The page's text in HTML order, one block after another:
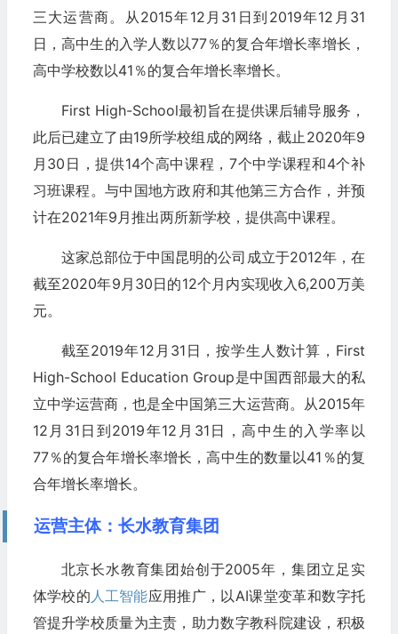
三大运营商。从2015年12月31日到2019年12月31
日，高中生的入学人数以77％的复合年增长率增长，
高中学校数以41％的复合年增长率增长。
First High-School最初旨在提供课后辅导服务，
此后已建立了由19所学校组成的网络，截止2020年9
月30日，提供14个高中课程，7个中学课程和4个补
习班课程。与中国地方政府和其他第三方合作，并预
计在2021年9月推出两所新学校，提供高中课程。
这家总部位于中国昆明的公司成立于2012年，在
截至2020年9月30日的12个月内实现收入6,200万美
元。
截至2019年12月31日，按学生人数计算，First
High-School Education Group是中国西部最大的私
立中学运营商，也是全中国第三大运营商。从2015年
12月31日到2019年12月31日，高中生的入学率以
77％的复合年增长率增长，高中生的数量以41％的复
合年增长率增长。
运营主体：长水教育集团
北京长水教育集团始创于2005年，集团立足实
体学校的 人工智能应用推广，以AI课堂变革和数字托
管提升学校质量为主责，助力数字教科院建设，积极